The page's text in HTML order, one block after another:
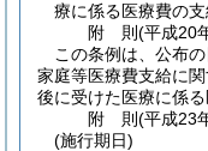
療に係る医療費の
附 則(平成20
この条例は、公布
家庭等医療費支給に
後に受けた医療に係
附 則(平成23
(施行期日)